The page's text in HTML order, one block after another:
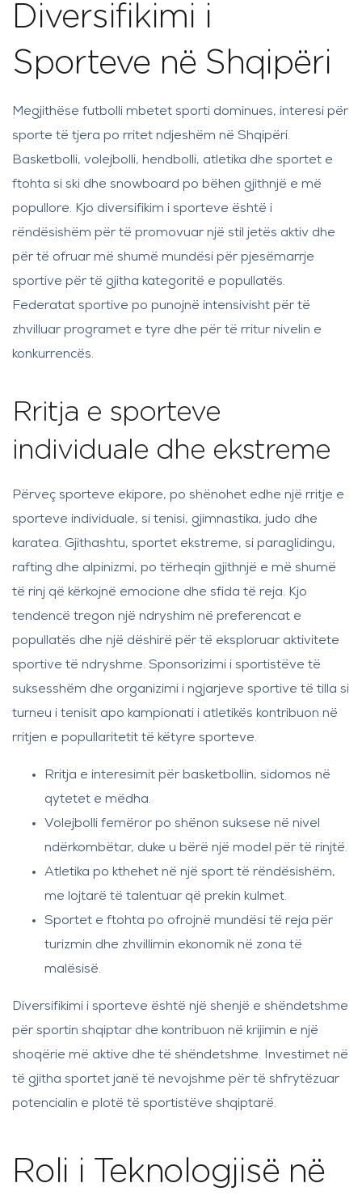
Diversifikimi i
Sporteve në Shqipëri
Megjithëse futbolli mbetet sporti dominues, interesi për
sporte të tjera po rritet ndjeshëm në Shqipëri.
Basketbolli, volejbolli, hendbolli, atletika dhe sportet e
ftohta si ski dhe snowboard po bëhen gjithnjë e më
popullore. Kjo diversifikim i sporteve është i
rëndësishëm për të promovuar një stil jetës aktiv dhe
për të ofruar më shumë mundësi për pjesëmarrje
sportive për të gjitha kategoritë e popullatës.
Federatat sportive po punojnë intensivisht për të
zhvilluar programet e tyre dhe për të rritur nivelin e
konkurrencës.
Rritja e sporteve
individuale dhe ekstreme
Përveç sporteve ekipore, po shënohet edhe një rritje e
sporteve individuale, si tenisi, gjimnastika, judo dhe
karatea. Gjithashtu, sportet ekstreme, si paraglidingu,
rafting dhe alpinizmi, po tërheqin gjithnjë e më shumë
të rinj që kërkojnë emocione dhe sfida të reja. Kjo
tendencë tregon një ndryshim në preferencat e
popullatës dhe një dëshirë për të eksploruar aktivitete
sportive të ndryshme. Sponsorizimi i sportistëve të
suksesshëm dhe organizimi i ngjarjeve sportive të tilla si
turneu i tenisit apo kampionati i atletikës kontribuon në
rritjen e popullaritetit të këtyre sporteve.
Rritja e interesimit për basketbollin, sidomos në
qytetet e mëdha.
Volejbolli femëror po shënon suksese në nivel
ndërkombëtar, duke u bërë një model për të rinjtë.
Atletika po kthehet në një sport të rëndësishëm,
me lojtarë të talentuar që prekin kulmet.
Sportet e ftohta po ofrojnë mundësi të reja për
turizmin dhe zhvillimin ekonomik në zona të
malësisë.
Diversifikimi i sporteve është një shenjë e shëndetshme
për sportin shqiptar dhe kontribuon në krijimin e një
shoqërie më aktive dhe të shëndetshme. Investimet në
të gjitha sportet janë të nevojshme për të shfrytëzuar
potencialin e plotë të sportistëve shqiptarë.
Roli i Teknologjisë në